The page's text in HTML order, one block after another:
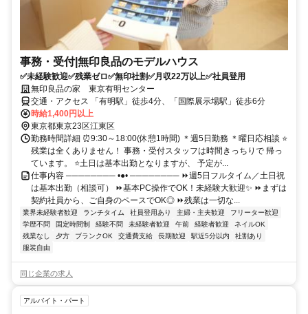
事務・受付|無印良品のモデルハウス
✅未経験歓迎✅残業ゼロ✅無印社割✅月収22万以上✅社員登用
無印良品の家 東京有明センター
交通・アクセス 「有明駅」徒歩4分、「国際展示場駅」徒歩6分
時給1,400円以上
東京都東京23区江東区
勤務時間詳細 ⏰9:30～18:00(休憩1時間) ＊週5日勤務 ＊曜日応相談 ⭐
残業は全くありません！ 事務・受付スタッフは時間きっちりで 帰っ
ています。 ⭐土日は基本出勤となりますが、 予定が...
仕事内容 ──────── •●• ──────── ⏩週5日フルタイム／土日祝
は基本出勤（相談可） ⏩基本PC操作でOK！未経験大歓迎✨ ⏩まずは
契約社員から、ご自身のペースでOK◎ ⏩残業は一切な...
業界未経験者歓迎 ランチタイム 社員登用あり 主婦・主夫歓迎
フリーター歓迎
学歴不問
固定時間制 経験不問 未経験者歓迎 午前 経験者歓迎
ネイルOK
残業なし
夕方 ブランクOK 交通費支給 長期歓迎 駅近5分以内
社割あり
服装自由
同じ企業の求人
アルバイト・パート